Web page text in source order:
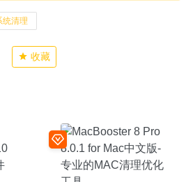
统清理
收藏